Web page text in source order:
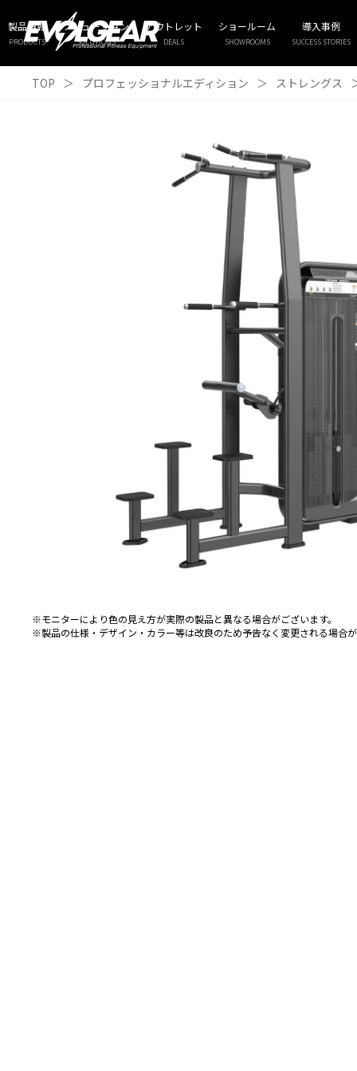
製品情報
PRODUCTS
ソリューション
SOLUTIONS
アウトレット
DEALS
ショールーム
SHOWROOMS
導入事例
SUCCESS STORIES
TOP ＞ プロフェッショナルエディション ＞ ストレングス
※モニターにより色の見え方が実際の製品と異なる場合がございます。
※製品の仕様・デザイン・カラー等は改良のため予告なく変更される場合